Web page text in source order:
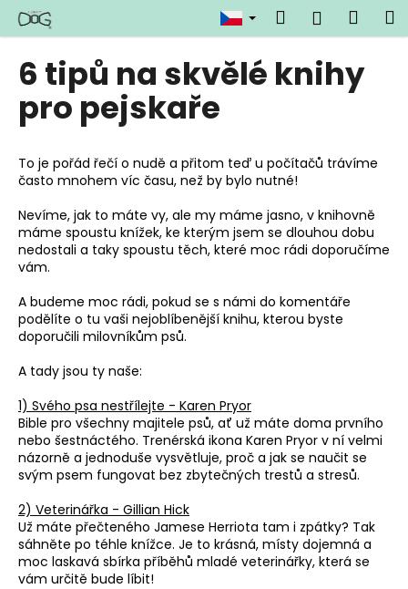
Přejít
obsah
Hledat
6 tipů na skvělé knihy
pro pejskaře
To je pořád řečí o nudě a přitom teď u počítačů trávíme
často mnohem víc času, než by bylo nutné!
Nevíme, jak to máte vy, ale my máme jasno, v knihovně
máme spoustu knížek, ke kterým jsem se dlouhou dobu
nedostali a taky spoustu těch, které moc rádi doporučíme
vám.
A budeme moc rádi, pokud se s námi do komentáře
podělíte o tu vaši nejoblíbenější knihu, kterou byste
doporučili milovníkům psů.
A tady jsou ty naše:
1) Svého psa nestřílejte - Karen Pryor
Bible pro všechny majitele psů, ať už máte doma prvního
nebo šestnáctého. Trenérská ikona Karen Pryor v ní velmi
názorně a jednoduše vysvětluje, proč a jak se naučit se
svým psem fungovat bez zbytečných trestů a stresů.
2) Veterinářka - Gillian Hick
Už máte přečteného Jamese Herriota tam i zpátky? Tak
sáhněte po téhle knížce. Je to krásná, místy dojemná a
moc laskavá sbírka příběhů mladé veterinářky, která se
vám určitě bude líbit!
o
C
o
o
t
ř
e
b
u
j
e
t
e
n
a
j
í
t
?